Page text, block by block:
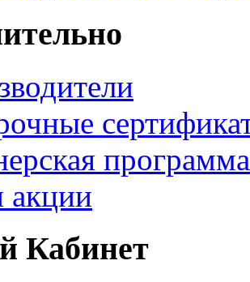
программа
Кабинет